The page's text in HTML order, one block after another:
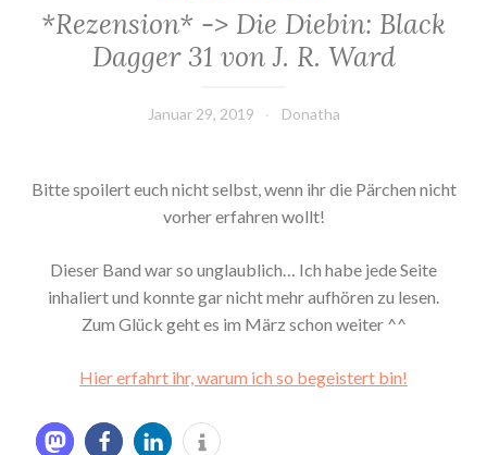
*Rezension* -> Die Diebin: Black
Dagger 31 von J. R. Ward
Januar 29, 2019 Donatha
Bitte spoilert euch nicht selbst, wenn ihr die Pärchen nicht
vorher erfahren wollt!
Dieser Band war so unglaublich… Ich habe jede Seite
inhaliert und konnte gar nicht mehr aufhören zu lesen.
Zum Glück geht es im März schon weiter ^^
Hier erfahrt ihr, warum ich so begeistert bin!